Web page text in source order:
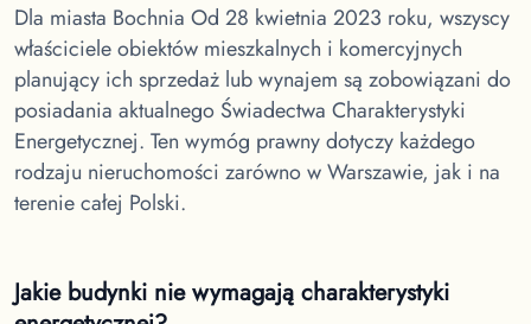
Dla miasta Bochnia Od 28 kwietnia 2023 roku, wszyscy
właściciele obiektów mieszkalnych i komercyjnych
planujący ich sprzedaż lub wynajem są zobowiązani do
posiadania aktualnego Świadectwa Charakterystyki
Energetycznej. Ten wymóg prawny dotyczy każdego
rodzaju nieruchomości zarówno w Warszawie, jak i na
terenie całej Polski.
Jakie budynki nie wymagają charakterystyki